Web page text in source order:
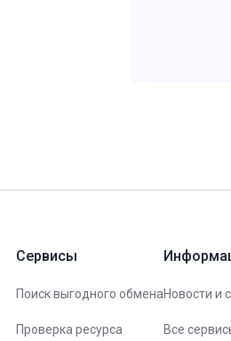
Сервисы
Поиск выгодного обмена
Проверка ресурса
Новости и
Все